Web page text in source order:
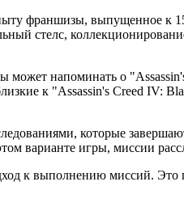
франшизы, выпущенное к
стелс,
может напоминать о
к "Assassin's Creed IV:
которые
варианте игры, миссии
к выполнению миссий. Это